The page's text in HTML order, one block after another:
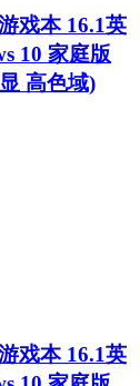
戏本 16.1英
10 家庭版
高色域)
戏本 16.1英